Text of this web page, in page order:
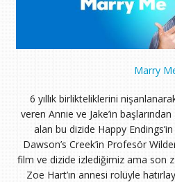
Marry
6 yıllık birlikteliklerini
veren Annie ve Jake’in
alan bu dizide Happy
Dawson’s Creek’in Profesör
film ve dizide izlediğimiz ama son
Zoe Hart’ın annesi rolüyle